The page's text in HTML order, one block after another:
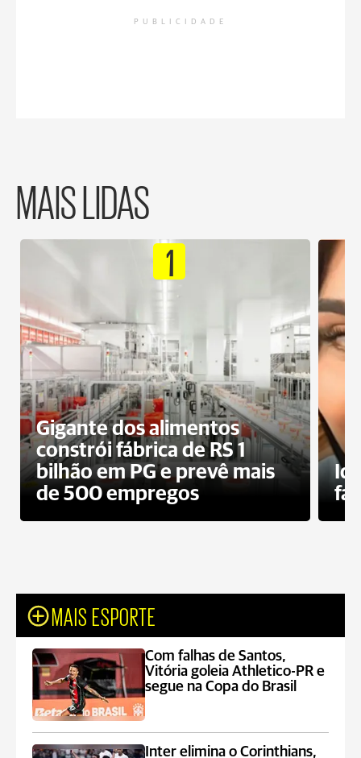
PUBLICIDADE
MAIS LIDAS
1
Gigante dos alimentos
constrói fábrica de RS 1
bilhão em PG e prevê mais
de 500 empregos
MAIS ESPORTE
Com falhas de Santos,
Vitória goleia Athletico-PR e
segue na Copa do Brasil
Inter elimina o Corinthians,